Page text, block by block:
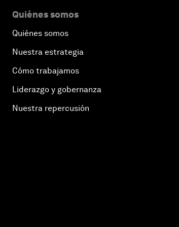
Quiénes somos
Quiénes somos
Nuestra estrategia
Cómo trabajamos
Liderazgo y gobernanza
Nuestra repercusión